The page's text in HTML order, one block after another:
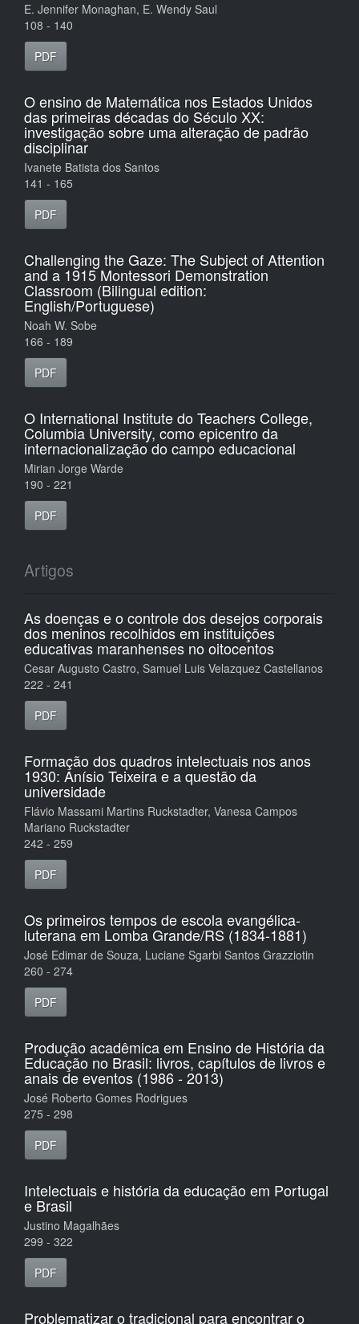
E. Jennifer Monaghan, E. Wendy Saul
108 - 140
PDF
O ensino de Matemática nos Estados Unidos
das primeiras décadas do Século XX:
investigação sobre uma alteração de padrão
disciplinar
Ivanete Batista dos Santos
141 - 165
PDF
Challenging the Gaze: The Subject of Attention
and a 1915 Montessori Demonstration
Classroom (Bilingual edition:
English/Portuguese)
Noah W. Sobe
166 - 189
PDF
O International Institute do Teachers College,
Columbia University, como epicentro da
internacionalização do campo educacional
Mirian Jorge Warde
190 - 221
PDF
Artigos
As doenças e o controle dos desejos corporais
dos meninos recolhidos em instituições
educativas maranhenses no oitocentos
Cesar Augusto Castro, Samuel Luis Velazquez Castellanos
222 - 241
PDF
Formação dos quadros intelectuais nos anos
1930: Anísio Teixeira e a questão da
universidade
Flávio Massami Martins Ruckstadter, Vanesa Campos
Mariano Ruckstadter
242 - 259
PDF
Os primeiros tempos de escola evangélica-
luterana em Lomba Grande/RS (1834-1881)
José Edimar de Souza, Luciane Sgarbi Santos Grazziotin
260 - 274
PDF
Produção acadêmica em Ensino de História da
Educação no Brasil: livros, capítulos de livros e
anais de eventos (1986 - 2013)
José Roberto Gomes Rodrigues
275 - 298
PDF
Intelectuais e história da educação em Portugal
e Brasil
Justino Magalhães
299 - 322
PDF
Problematizar o tradicional para encontrar o